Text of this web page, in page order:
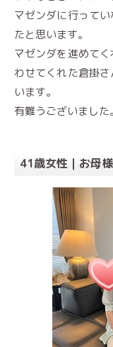
マゼンダに行って
たと思います。
マゼンダを進めて
わせてくれた倉掛
います。
有難うございました。
41歳女性｜お母